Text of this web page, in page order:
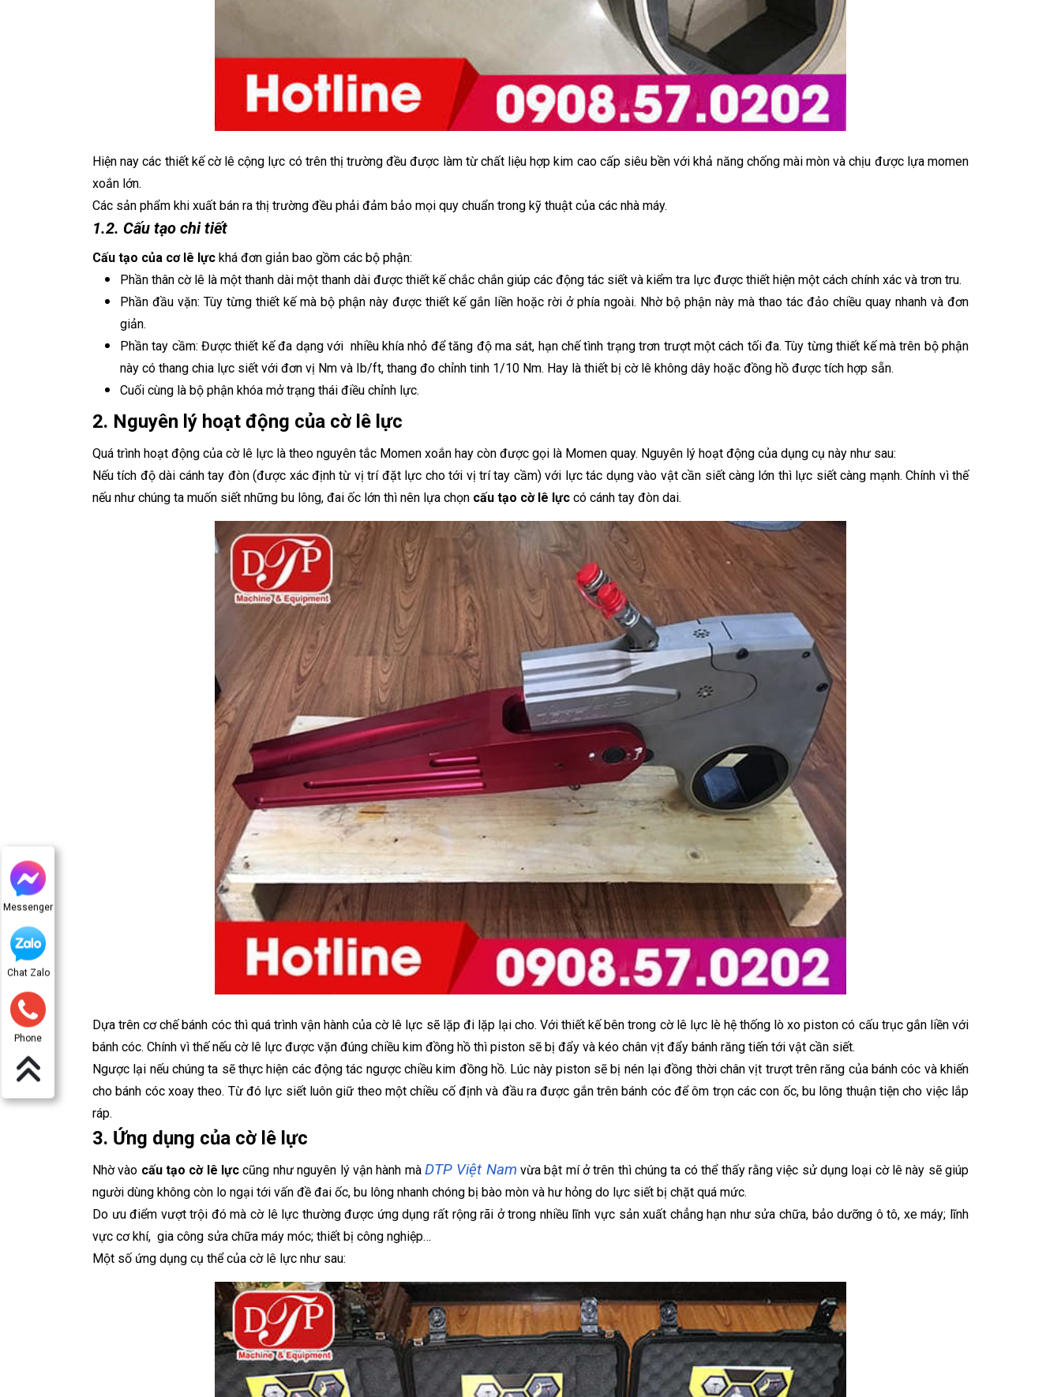
Messenger
Chat Zalo
Phone
Hiện nay các thiết kế cờ lê cộng lực có trên thị trường đều được làm từ chất liệu hợp kim cao cấp siêu bền với khả năng chống mài mòn và chịu được lựa momen
xoắn lớn.
Các sản phẩm khi xuất bán ra thị trường đều phải đảm bảo mọi quy chuẩn trong kỹ thuật của các nhà máy.
1.2. Cấu tạo chi tiết
Cấu tạo của cơ lê lực khá đơn giản bao gồm các bộ phận:
Phần thân cờ lê là một thanh dài một thanh dài được thiết kế chắc chắn giúp các động tác siết và kiểm tra lực được thiết hiện một cách chính xác và trơn tru.
Phần đầu vặn: Tùy từng thiết kế mà bộ phận này được thiết kế gắn liền hoặc rời ở phía ngoài. Nhờ bộ phận này mà thao tác đảo chiều quay nhanh và đơn
giản.
Phần tay cầm: Được thiết kế đa dạng với nhiều khía nhỏ để tăng độ ma sát, hạn chế tình trạng trơn trượt một cách tối đa. Tùy từng thiết kế mà trên bộ phận
này có thang chia lực siết với đơn vị Nm và Ib/ft, thang đo chỉnh tinh 1/10 Nm. Hay là thiết bị cờ lê không dây hoặc đồng hồ được tích hợp sẵn.
Cuối cùng là bộ phận khóa mở trạng thái điều chỉnh lực.
2. Nguyên lý hoạt động của cờ lê lực
Quá trình hoạt động của cờ lê lực là theo nguyên tắc Momen xoắn hay còn được gọi là Momen quay. Nguyên lý hoạt động của dụng cụ này như sau:
Nếu tích độ dài cánh tay đòn (được xác định từ vị trí đặt lực cho tới vị trí tay cầm) với lực tác dụng vào vật cần siết càng lớn thì lực siết càng mạnh. Chính vì thế
nếu như chúng ta muốn siết những bu lông, đai ốc lớn thì nên lựa chọn cấu tạo cờ lê lực có cánh tay đòn dai.
Dựa trên cơ chế bánh cóc thì quá trình vận hành của cờ lê lực sẽ lặp đi lặp lại cho. Với thiết kế bên trong cờ lê lực lè hệ thống lò xo piston có cấu trục gắn liền với
bánh cóc. Chính vì thế nếu cờ lê lực được vặn đúng chiều kim đồng hồ thì piston sẽ bị đẩy và kéo chân vịt đẩy bánh răng tiến tới vật cần siết.
Ngược lại nếu chúng ta sẽ thực hiện các động tác ngược chiều kim đồng hồ. Lúc này piston sẽ bị nén lại đồng thời chân vịt trượt trên răng của bánh cóc và khiến
cho bánh cóc xoay theo. Từ đó lực siết luôn giữ theo một chiều cố định và đầu ra được gắn trên bánh cóc để ôm trọn các con ốc, bu lông thuận tiện cho việc lắp
ráp.
3. Ứng dụng của cờ lê lực
Nhờ vào cấu tạo cờ lê lựccũng như nguyên lý vận hành mà DTP Việt Nam vừa bật mí ở trên thì chúng ta có thể thấy rằng việc sử dụng loại cờ lê này sẽ giúp
người dùng không còn lo ngại tới vấn đề đai ốc, bu lông nhanh chóng bị bào mòn và hư hỏng do lực siết bị chặt quá mức.
Do ưu điểm vượt trội đó mà cờ lê lực thường được ứng dụng rất rộng rãi ở trong nhiều lĩnh vực sản xuất chẳng hạn như sửa chữa, bảo dưỡng ô tô, xe máy; lĩnh
vực cơ khí, gia công sửa chữa máy móc; thiết bị công nghiệp…
Một số ứng dụng cụ thể của cờ lê lực như sau: